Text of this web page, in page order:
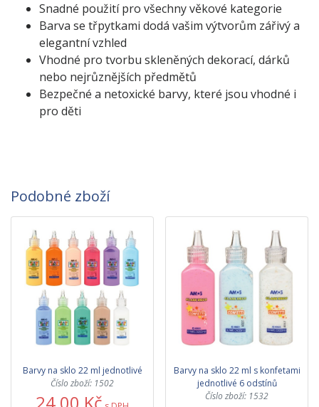
Snadné použití pro všechny věkové kategorie
Barva se třpytkami dodá vašim výtvorům zářivý a
elegantní vzhled
Vhodné pro tvorbu skleněných dekorací, dárků
nebo nejrůznějších předmětů
Bezpečné a netoxické barvy, které jsou vhodné i
pro děti
Podobné zboží
Barvy na sklo 22 ml jednotlivé
Číslo zboží: 1502
Barvy na sklo 22 ml s konfetami
jednotlivé 6 odstínů
Číslo zboží: 1532